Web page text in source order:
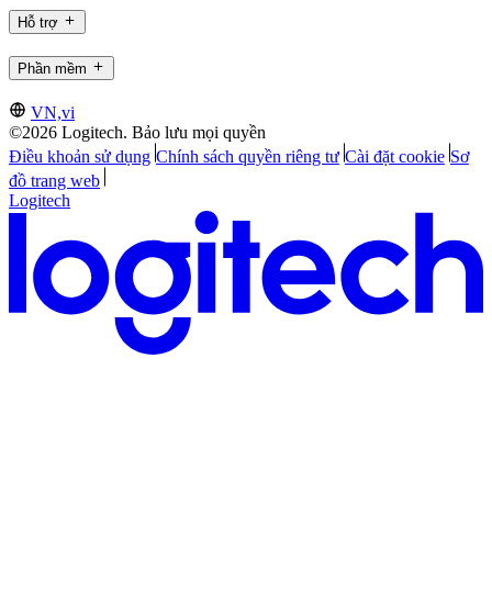
Hỗ trợ
Phần mềm
VN,vi
©2026 Logitech. Bảo lưu mọi quyền
Điều khoản sử dụng Chính sách quyền riêng tư Cài đặt cookie Sơ
đồ trang web
Logitech